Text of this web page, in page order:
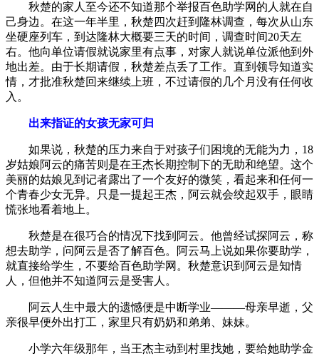
秋楚的家人至今还不知道那个举报百色助学网的人就在自
己身边。在这一年半里，秋楚四次赶到隆林调查，每次从山东
坐硬座列车，到达隆林大概要三天的时间，调查时间20天左
右。他向单位请假就说家里有点事，对家人就说单位派他到外
地出差。由于长期请假，秋楚差点丢了工作。直到领导知道实
情，才批准秋楚回来继续上班，不过请假的几个月没有任何收
入。
出来指证的女孩无家可归
如果说，秋楚的压力来自于对孩子们困境的无能为力，18
岁姑娘阿云的痛苦则是在王杰长期控制下的无助和绝望。这个
美丽的姑娘见到记者露出了一个友好的微笑，看起来和任何一
个青春少女无异。只是一提起王杰，阿云就会绞起双手，眼睛
慌张地看着地上。
秋楚是在很巧合的情况下找到阿云。他曾经试探阿云，称
想去助学，问阿云是否了解百色。阿云马上说如果你要助学，
就直接给学生，不要给百色助学网。秋楚意识到阿云是知情
人，但他并不知道阿云是受害人。
阿云人生中最大的遗憾便是中断学业———母亲早逝，父
亲很早便外出打工，家里只有奶奶和弟弟、妹妹。
小学六年级那年，当王杰主动到村里找她，要给她助学金